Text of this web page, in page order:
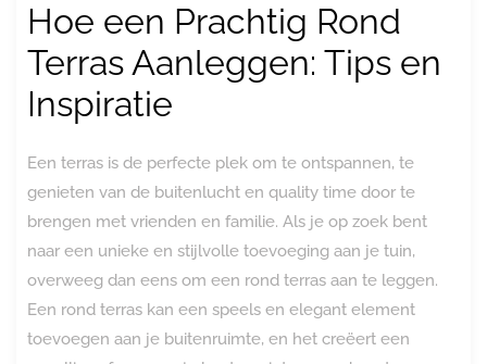
Hoe een Prachtig Rond
Terras Aanleggen: Tips en
Inspiratie
Een terras is de perfecte plek om te ontspannen, te
genieten van de buitenlucht en quality time door te
brengen met vrienden en familie. Als je op zoek bent
naar een unieke en stijlvolle toevoeging aan je tuin,
overweeg dan eens om een rond terras aan te leggen.
Een rond terras kan een speels en elegant element
toevoegen aan je buitenruimte, en het creëert een